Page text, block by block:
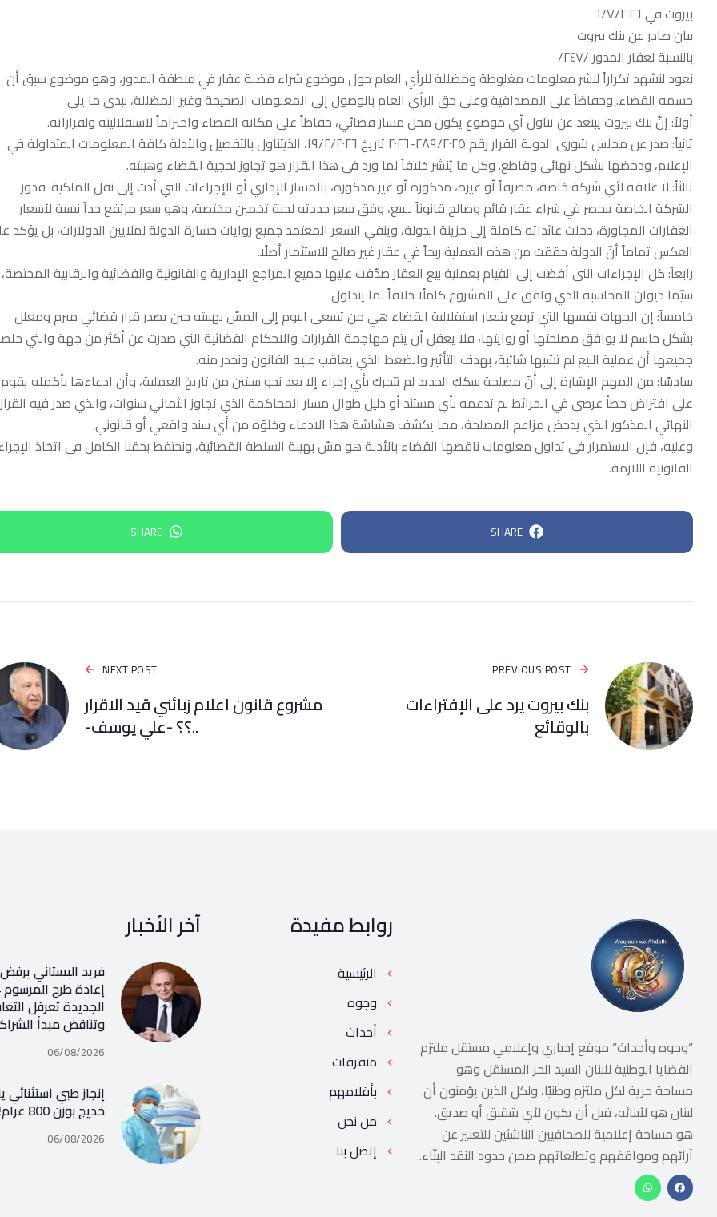
بيروت في ٦/٧/٢٠٢٦
بيان صادر عن بنك بيروت
بالنسبة لعقار المدور /٢٤٧/
نعود لنشهد تكراراً لنشر معلومات مغلوطة ومضللة للرأي العام حول موضوع شراء فضلة عقار في منطقة المدور، وهو موضوع سبق أن
حسمه القضاء. وحفاظاً على المصداقية وعلى حق الرأي العام بالوصول إلى المعلومات الصحيحة وغير المضللة، نبدي ما يلي:
أولاً: إنّ بنك بيروت يبتعد عن تناول أي موضوع يكون محل مسار قضائي، حفاظاً على مكانة القضاء واحتراماً لاستقلاليته ولقراراته.
ثانياً: صدر عن مجلس شورى الدولة القرار رقم ٢٨٩/٢٠٢٥-٢٠٢٦ تاريخ ١٩/٢/٢٠٢٦، الذيتناول بالتفصيل والأدلة كافة المعلومات المتداولة في
الإعلام، ودحضها بشكل نهائي وقاطع. وكل ما يُنشر خلافاً لما ورد في هذا القرار هو تجاوز لحجية القضاء وهيبته.
ثالثاً: لا علاقة لأي شركة خاصة، مصرفاً أو غيره، مذكورة أو غير مذكورة، بالمسار الإداري أو الإجراءات التي أدت إلى نقل الملكية. فدور
الشركة الخاصة ينحصر في شراء عقار قائم وصالح قانوناً للبيع، وفق سعر حددته لجنة تخمين مختصة، وهو سعر مرتفع جداً نسبة لأسعار
العقارات المجاورة، دخلت عائداته كاملة إلى خزينة الدولة، وينفي السعر المعتمد جميع روايات خسارة الدولة لملايين الدولارات، بل يؤكد
العكس تماماً أنّ الدولة حققت من هذه العملية ربحاً في عقار غير صالح للاستثمار أصلًا.
رابعاً: كل الإجراءات التي أفضت إلى القيام بعملية بيع العقار صدّقت عليها جميع المراجع الإدارية والقانونية والقضائية والرقابية المختصة،
سيّما ديوان المحاسبة الذي وافق على المشروع كاملًا خلافاً لما يتداول.
خامساً: إن الجهات نفسها التي ترفع شعار استقلالية القضاء هي من تسعى اليوم إلى المسّ بهيبته حين يصدر قرار قضائي مبرم ومعلل
بشكل حاسم لا يوافق مصلحتها أو روايتها، فلا يعقل أن يتم مهاجمة القرارات والاحكام القضائية التي صدرت عن أكثر من جهة والتي
جميعها أن عملية البيع لم تشبها شائبة، بهدف التأثير والضغط الذي يعاقب عليه القانون ونحذر منه.
سادسًا: من المهم الإشارة إلى أنّ مصلحة سكك الحديد لم تتحرك بأي إجراء إلا بعد نحو سنتين من تاريخ العملية، وأن ادعاءها بأكمله يقوم
على افتراض خطأ عرضي في الخرائط لم تدعمه بأي مستند أو دليل طوال مسار المحاكمة الذي تجاوز الثماني سنوات، والذي صدر فيه القرار
النهائي المذكور الذي يدحض مزاعم المصلحة، مما يكشف هشاشة هذا الادعاء وخلوّه من أي سند واقعي أو قانوني.
وعليه، فإن الاستمرار في تداول معلومات ناقضها القضاء بالأدلة هو مسّ بهيبة السلطة القضائية، ونحتفظ بحقنا الكامل في اتخاذ
القانونية اللازمة.
SHARE
SHARE
PREVIOUS POST
بنك بيروت يرد على الإفتراءات
بالوقائع
NEXT POST
مشروع قانون اعلام زبائني قيد الاقرار
..؟؟ -علي يوسف-
“وجوه وأحداث” موقع إخباري وإعلامي مستقل ملتزم
القضايا الوطنية للبنان السيد الحر المستقل وهو
مساحة حرية لكل ملتزم وطنيًا، ولكل الذين يؤمنون أن
لبنان هو لأبنائه، قبل أن يكون لأي شقيق أو صديق.
هو مساحة إعلامية للصحافيين الناشئين للتعبير عن
آرائهم ومواقفهم وتطلعاتهم ضمن حدود النقد البنّاء.
روابط مفيدة
الرئيسية
وجوه
أحداث
متفرقات
بأقلامهم
من نحن
إتصل بنا
آخر الأخبار
فريد البستاني
الجديدة تعرقل
وتناقض مبدأ
06/08/2026
إنجاز طبي
خديج بوزن 800 غرام!
06/08/2026